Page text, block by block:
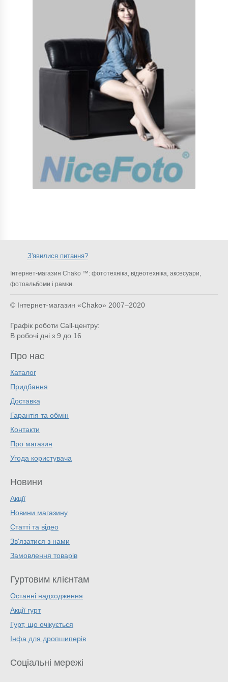
З'явилися питання?
Інтернет-магазин Chako ™: фототехніка, відеотехніка, аксесуари,
фотоальбоми і рамки.
© Інтернет-магазин «Chako» 2007–2020
Графік роботи Call-центру:
В робочі дні з 9 до 16
Про нас
Каталог
Придбання
Доставка
Гарантія та обмін
Контакти
Про магазин
Угода користувача
Новини
Акції
Новини магазину
Статті та відео
Зв'язатися з нами
Замовлення товарів
Гуртовим клієнтам
Останні надходження
Акції гурт
Гурт, що очікується
Інфа для дропшиперів
Соціальні мережі